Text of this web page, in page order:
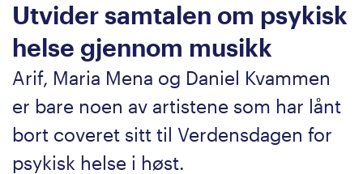
Utvider samtalen om psykisk
helse gjennom musikk
Arif, Maria Mena og Daniel Kvammen
er bare noen av artistene som har lånt
bort coveret sitt til Verdensdagen for
psykisk helse i høst.